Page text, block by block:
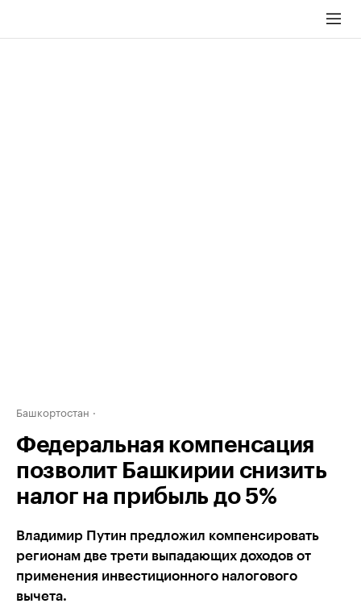
Башкортостан
Федеральная компенсация
позволит Башкирии снизить
налог на прибыль до 5%
Владимир Путин предложил компенсировать
регионам две трети выпадающих доходов от
применения инвестиционного налогового
вычета.